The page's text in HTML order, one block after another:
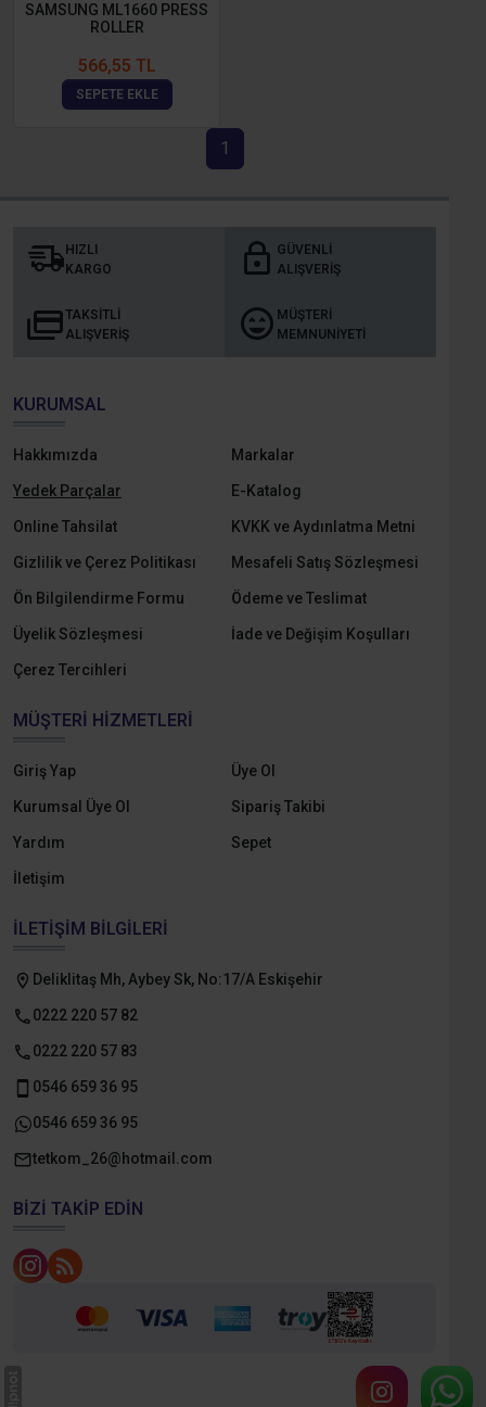
SAMSUNG ML1660 PRESS
ROLLER
566,55 TL
SEPETE EKLE
1
HIZLI
KARGO
GÜVENLI
ALIŞVERIŞ
TAKSITLI
ALIŞVERIŞ
MÜŞTERI
MEMNUNIYETI
KURUMSAL
Hakkımızda Markalar
Yedek Parçalar E-Katalog
Online Tahsilat KVKK ve Aydınlatma Metni
Gizlilik ve Çerez Politikası Mesafeli Satış Sözleşmesi
Ön Bilgilendirme Formu Ödeme ve Teslimat
Üyelik Sözleşmesi İade ve Değişim Koşulları
Çerez Tercihleri
MÜŞTERI HIZMETLERI
Giriş Yap Üye Ol
Kurumsal Üye Ol Sipariş Takibi
Yardım Sepet
İletişim
İLETIŞIM BILGILERI
Deliklitaş Mh, Aybey Sk, No:17/A Eskişehir
0222 220 57 82
0222 220 57 83
0546 659 36 95
0546 659 36 95
tetkom_26@hotmail.com
BIZI TAKIP EDIN